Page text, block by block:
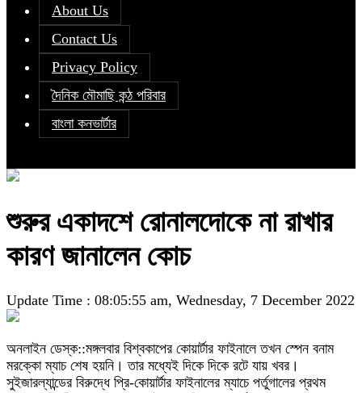
About Us
Contact Us
Privacy Policy
দৈনিক মৌমাছি কন্ঠ পরিবার
বাংলা কনভার্টার
শুরুর একাদশে রোনালদোকে না রাখার
কারণ জানালেন কোচ
Update Time : 08:05:55 am, Wednesday, 7 December 2022
অনলাইন ডেস্ক::মঙ্গলবার বিশ্বকাপের কোয়ার্টার ফাইনালে তখন স্পেন বনাম
মরক্কো ম্যাচ শেষ হয়নি। তার মধ্যেই দিকে দিকে রটে যায় খবর।
সুইজারল্যান্ডের বিরুদ্ধে প্রি-কোয়ার্টার ফাইনালের ম্যাচে পর্তুগালের প্রথম